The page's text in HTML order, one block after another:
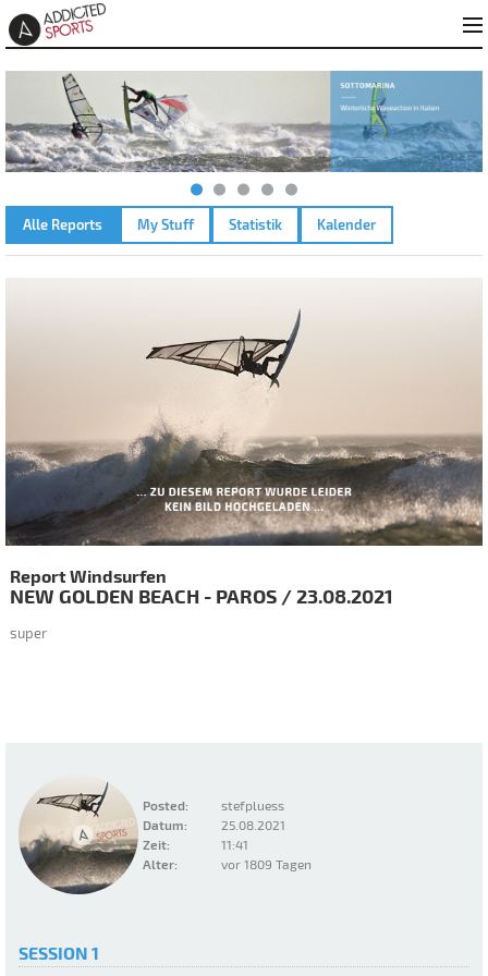
Alle Reports My Stuff Statistik Kalender
Posted:
stefpluess
Datum:
25.08.2021
Zeit:
11:41
Alter:
vor 1809 Tagen
Report Windsurfen
NEW GOLDEN BEACH - PAROS /23.08.2021
super
SESSION 1